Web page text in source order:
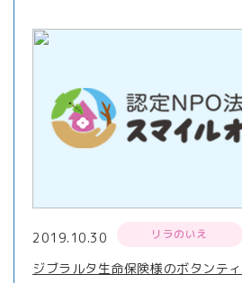
2019.10.30 リラのいえ
ジブラルタ生命保険様のボタンテ